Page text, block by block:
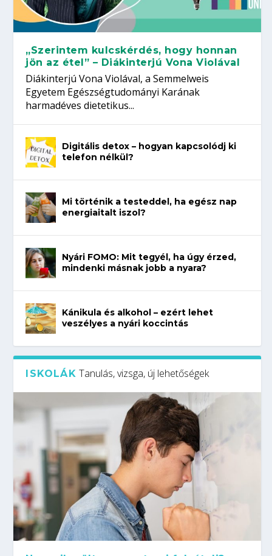
„Szerintem kulcskérdés, hogy honnan
jön az étel” – Diákinterjú Vona Violával
Diákinterjú Vona Violával, a Semmelweis
Egyetem Egészségtudományi Karának
harmadéves dietetikus...
Digitális detox – hogyan kapcsolódj ki
telefon nélkül?
Mi történik a testeddel, ha egész nap
energiaitalt iszol?
Nyári FOMO: Mit tegyél, ha úgy érzed,
mindenki másnak jobb a nyara?
Kánikula és alkohol – ezért lehet
veszélyes a nyári koccintás
ISKOLÁK Tanulás, vizsga, új lehetőségek